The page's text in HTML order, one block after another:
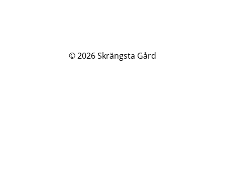
© 2026Skrängsta Gård